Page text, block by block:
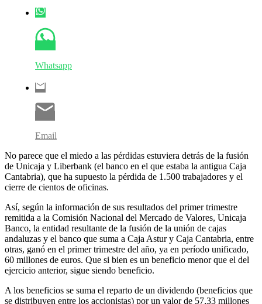
Whatsapp
Email
No parece que el miedo a las pérdidas estuviera detrás de la fusión
de Unicaja y Liberbank (el banco en el que estaba la antigua Caja
Cantabria), que ha supuesto la pérdida de 1.500 trabajadores y el
cierre de cientos de oficinas.
Así, según la información de sus resultados del primer trimestre
remitida a la Comisión Nacional del Mercado de Valores, Unicaja
Banco, la entidad resultante de la fusión de la unión de cajas
andaluzas y el banco que suma a Caja Astur y Caja Cantabria, entre
otras, ganó en el primer trimestre del año, ya en período unificado,
60 millones de euros. Que si bien es un beneficio menor que el del
ejercicio anterior, sigue siendo beneficio.
A los beneficios se suma el reparto de un dividendo (beneficios que
se distribuyen entre los accionistas) por un valor de 57,33 millones